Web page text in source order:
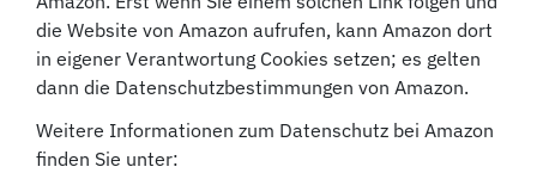
die Website von Amazon aufrufen, kann Amazon dort
in eigener Verantwortung Cookies setzen; es gelten
dann die Datenschutzbestimmungen von Amazon.
Weitere Informationen zum Datenschutz bei Amazon
finden Sie unter: